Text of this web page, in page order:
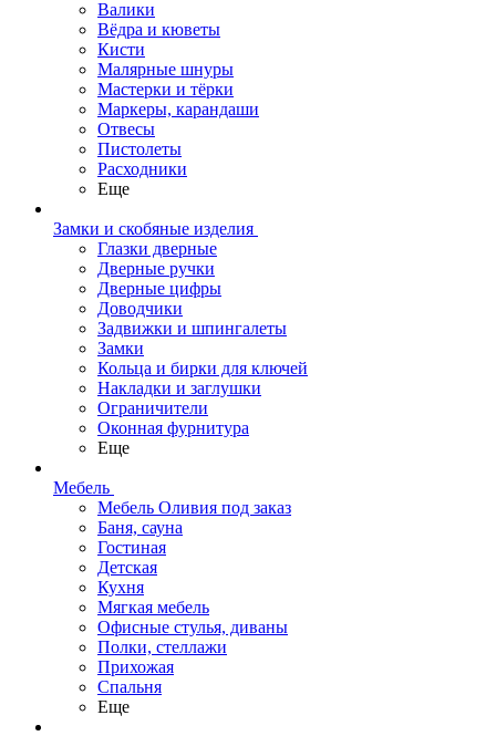
Валики
Вёдра и кюветы
Кисти
Малярные шнуры
Мастерки и тёрки
Маркеры, карандаши
Отвесы
Пистолеты
Расходники
Еще
Замки и скобяные изделия
Глазки дверные
Дверные ручки
Дверные цифры
Доводчики
Задвижки и шпингалеты
Замки
Кольца и бирки для ключей
Накладки и заглушки
Ограничители
Оконная фурнитура
Еще
Мебель
Мебель Оливия под заказ
Баня, сауна
Гостиная
Детская
Кухня
Мягкая мебель
Офисные стулья, диваны
Полки, стеллажи
Прихожая
Спальня
Еще